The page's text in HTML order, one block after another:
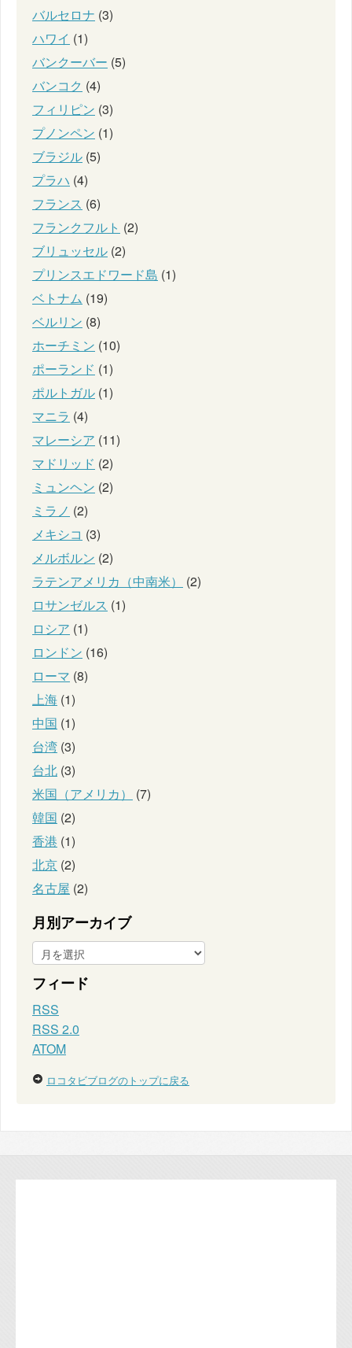
バルセロナ (3)
ハワイ (1)
バンクーバー (5)
バンコク (4)
フィリピン (3)
プノンペン (1)
ブラジル (5)
プラハ (4)
フランス (6)
フランクフルト (2)
ブリュッセル (2)
プリンスエドワード島 (1)
ベトナム (19)
ベルリン (8)
ホーチミン (10)
ポーランド (1)
ポルトガル (1)
マニラ (4)
マレーシア (11)
マドリッド (2)
ミュンヘン (2)
ミラノ (2)
メキシコ (3)
メルボルン (2)
ラテンアメリカ（中南米）
(2)
ロサンゼルス (1)
ロシア (1)
ロンドン (16)
ローマ (8)
上海 (1)
中国 (1)
台湾 (3)
台北 (3)
米国（アメリカ）
(7)
韓国 (2)
香港 (1)
北京 (2)
名古屋 (2)
月別アーカイブ
フィード
RSS
RSS 2.0
ATOM
ロコタビブログのトップに戻る